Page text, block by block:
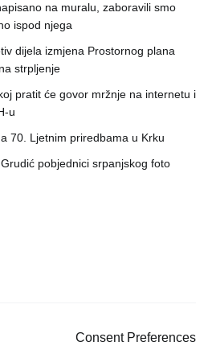
na muralu, zaboravili smo
ispod njega
dijela izmjena Prostornog plana
strpljenje
pratit će govor mržnje na internetu i
u
70. Ljetnim priredbama u Krku
pobjednici srpanjskog foto
Consent Preferences